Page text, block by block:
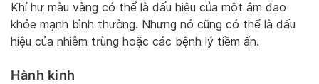
Khí hư màu vàng có thể là dấu hiệu của một âm đạo
khỏe mạnh bình thường. Nhưng nó cũng có thể là dấu
hiệu của nhiễm trùng hoặc các bệnh lý tiềm ẩn.
Hành kinh